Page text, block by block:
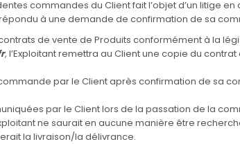
commandes du Client fait l’objet d’un litige
répondu à une demande de confirmation de sa
contrats de vente de Produits conformément à la
,l’Exploitant remettra au Client une copie du
par le Client après confirmation de sa
par le Client lors de la passation de la
ne saurait en aucune manière être
la livraison/la délivrance.